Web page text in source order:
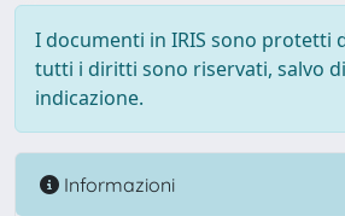
I documenti in IRIS sono protetti
tutti i diritti sono riservati, salvo
indicazione.
Informazioni